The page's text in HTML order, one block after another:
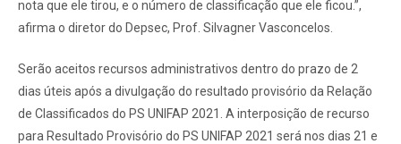
nota que ele tirou, e o número de classificação que ele ficou.”,
afirma o diretor do Depsec, Prof. Silvagner Vasconcelos.
Serão aceitos recursos administrativos dentro do prazo de 2
dias úteis após a divulgação do resultado provisório da Relação
de Classificados do PS UNIFAP 2021. A interposição de recurso
para Resultado Provisório do PS UNIFAP 2021 será nos dias 21 e